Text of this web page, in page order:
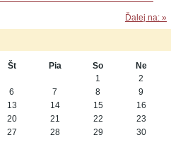
Ďalej na: »
Št Pia So
Ne
1
2
6 7 8
9
13 14 15
16
20 21 22
23
27 28 29
30